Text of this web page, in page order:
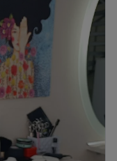
21:00
09:00
09:00
Εύοσμο στη δυτική
υπηρεσίες υψηλής